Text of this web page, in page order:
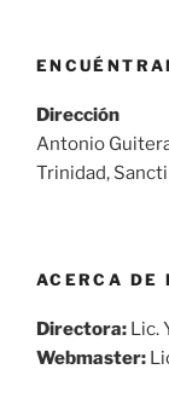
Dirección
Antonio
Trinidad,
ACERCA DE
Directora: Lic.
Webmaster: